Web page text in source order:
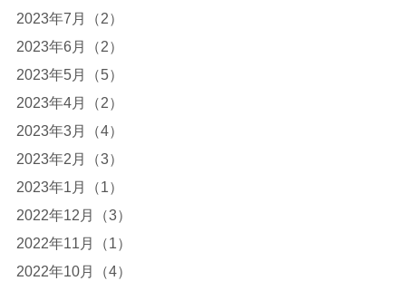
2023年7月（2）
2023年6月（2）
2023年5月（5）
2023年4月（2）
2023年3月（4）
2023年2月（3）
2023年1月（1）
2022年12月（3）
2022年11月（1）
2022年10月（4）